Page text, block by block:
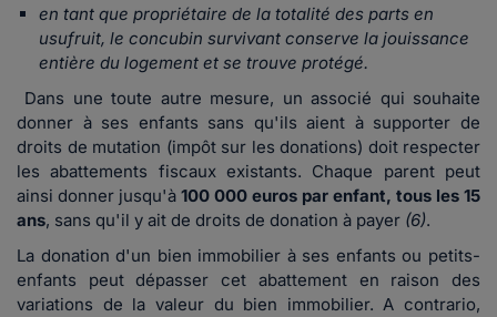
en tant que propriétaire de la totalité des parts en
usufruit, le concubin survivant conserve la jouissance
entière du logement et se trouve protégé.
Dans une toute autre mesure, un associé qui souhaite
donner à ses enfants sans qu'ils aient à supporter de
droits de mutation (impôt sur les donations) doit respecter
les abattements fiscaux existants. Chaque parent peut
ainsi donner jusqu'à 100 000 euros par enfant, tous les 15
ans, sans qu'il y ait de droits de donation à payer (6).
La donation d'un bien immobilier à ses enfants ou petits-
enfants peut dépasser cet abattement en raison des
variations de la valeur du bien immobilier. A contrario,